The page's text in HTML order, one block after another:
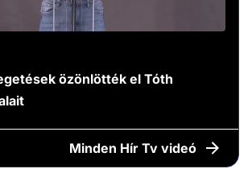
özönlötték el Tóth
Minden Hír Tv videó